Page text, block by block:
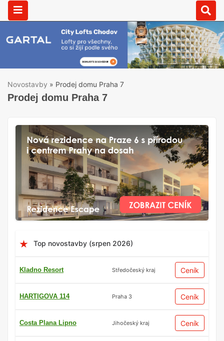
Novostavby » Prodej domu Praha 7
Prodej domu Praha 7
Top novostavby (srpen 2026)
Kladno Resort Středočeský kraj Ceník
HARTIGOVA 114 Praha 3 Ceník
Costa Plana Lipno Jihočeský kraj Ceník